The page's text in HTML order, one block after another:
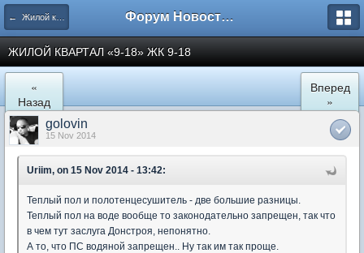
← Жилой квартал "9-18" в Мытищах Форум Новостройки
ЖИЛОЙ КВАРТАЛ «9-18» ЖК 9-18
«
Назад
Вперед
»
golovin
15 Nov 2014
Uriim, on 15 Nov 2014 - 13:42:
Теплый пол и полотенцесушитель - две большие разницы.
Теплый пол на воде вообще то законодательно запрещен, так что
в чем тут заслуга Донстроя, непонятно.
А то, что ПС водяной запрещен.. Ну так им так проще.